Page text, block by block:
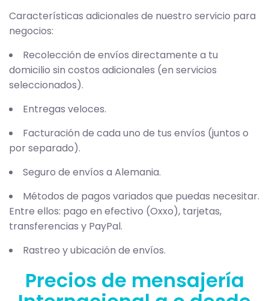
Características adicionales de nuestro servicio para
negocios:
Recolección de envíos directamente a tu
domicilio sin costos adicionales (en servicios
seleccionados).
Entregas veloces.
Facturación de cada uno de tus envíos (juntos o
por separado).
Seguro de envíos a Alemania.
Métodos de pagos variados que puedas necesitar.
Entre ellos: pago en efectivo (Oxxo), tarjetas,
transferencias y PayPal.
Rastreo y ubicación de envíos.
Precios de mensajería